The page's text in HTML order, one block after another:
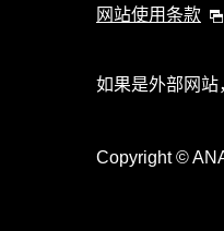
网站使用条款
如果是外部网站
Copyright©